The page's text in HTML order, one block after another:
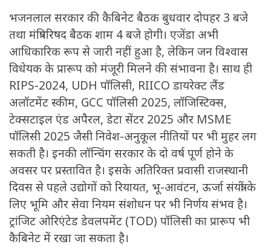
भजनलाल सरकार की कैबिनेट बैठक बुधवार दोपहर 3 बजे
तथा मंत्रिपरिषद बैठक शाम 4 बजे होगी। एजेंडा अभी
आधिकारिक रूप से जारी नहीं हुआ है, लेकिन जन विश्वास
विधेयक के प्रारूप को मंजूरी मिलने की संभावना है। साथ ही
RIPS-2024, UDH पॉलिसी, RIICO डायरेक्ट लैंड
अलॉटमेंट स्कीम, GCC पॉलिसी 2025, लॉजिस्टिक्स,
टेक्सटाइल एंड अपैरल, डेटा सेंटर 2025 और MSME
पॉलिसी 2025 जैसी निवेश-अनुकूल नीतियों पर भी मुहर लग
सकती है। इनकी लॉन्चिंग सरकार के दो वर्ष पूर्ण होने के
अवसर पर प्रस्तावित है। इसके अतिरिक्त प्रवासी राजस्थानी
दिवस से पहले उद्योगों को रियायत, भू-आवंटन, ऊर्जा संयंत्रों के
लिए भूमि और सेवा नियम संशोधन पर भी निर्णय संभव है।
ट्रांजिट ओरिएंटेड डेवलपमेंट (TOD) पॉलिसी का प्रारूप भी
कैबिनेट में रखा जा सकता है।